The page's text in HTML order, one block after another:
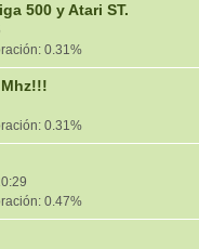
500 y Atari ST.
0.31%
0.31%
0.47%